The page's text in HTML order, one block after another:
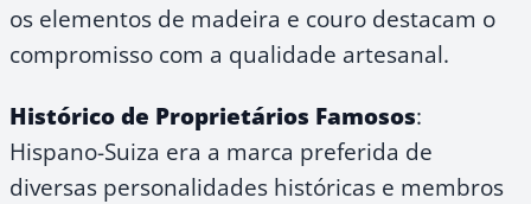
os elementos de madeira e couro destacam o
compromisso com a qualidade artesanal.
Histórico de Proprietários Famosos:
Hispano-Suiza era a marca preferida de
diversas personalidades históricas e membros